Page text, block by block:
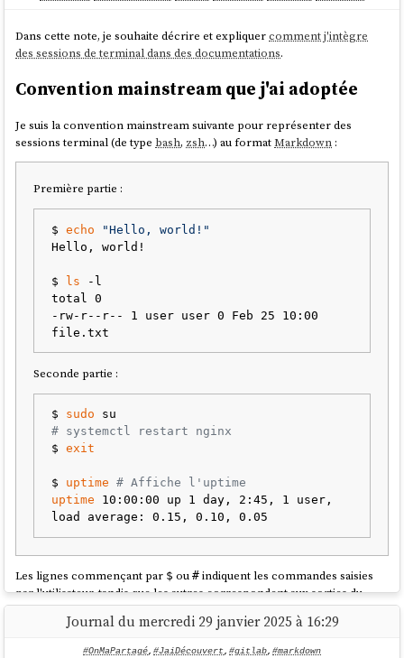
Dans cette note, je souhaite décrire et expliquercomment j'intègre
des sessions de terminal dans des documentations.
Convention mainstream que j'ai adoptée
Je suis la convention mainstream suivante pour représenter des
sessions terminal (de type bash, zsh…) au formatMarkdown :
Première partie :
$ echo
"Hello, world!"
Hello, world!
$ ls -l
total 0
-rw-r--r-- 1 user user 0 Feb 25 10:00
Seconde partie :
$ sudo
# systemctl restart nginx
$ exit
$ uptime
# Affiche l'uptime
uptime 10:00:00 up 1 day, 2:45, 1 user,
Les lignes commençant par $ ou# indiquent les commandes saisies
par l'utilisateur, tandis que les autres correspondent aux sorties du
terminal.
Il m'arrive également d'ajouter des commentaires en fin de ligne à
.
Journal du mercredi 29 janvier 2025 à 16:29
#OnMaPartagé, #JaiDécouvert, #gitlab, #markdown